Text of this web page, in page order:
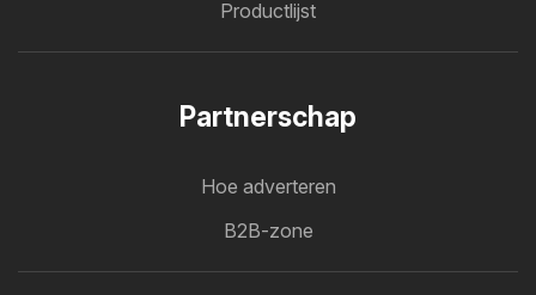
Productlijst
Partnerschap
Hoe adverteren
B2B-zone